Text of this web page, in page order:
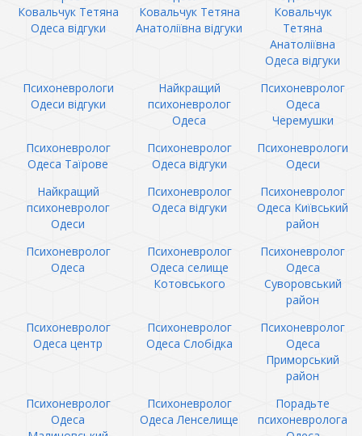
Ковальчук Тетяна
Одеса відгуки
Ковальчук Тетяна
Анатоліївна відгуки
Ковальчук
Тетяна
Анатоліївна
Одеса відгуки
Психоневрологи
Одеси відгуки
Найкращий
психоневролог
Одеса
Психоневролог
Одеса
Черемушки
Психоневролог
Одеса Таїрове
Психоневролог
Одеса відгуки
Психоневрологи
Одеси
Найкращий
психоневролог
Одеси
Психоневролог
Одеса відгуки
Психоневролог
Одеса Київський
район
Психоневролог
Одеса
Психоневролог
Одеса селище
Котовського
Психоневролог
Одеса
Суворовський
район
Психоневролог
Одеса центр
Психоневролог
Одеса Слобідка
Психоневролог
Одеса
Приморський
район
Психоневролог
Одеса
Психоневролог
Одеса Ленселище
Порадьте
психоневролога